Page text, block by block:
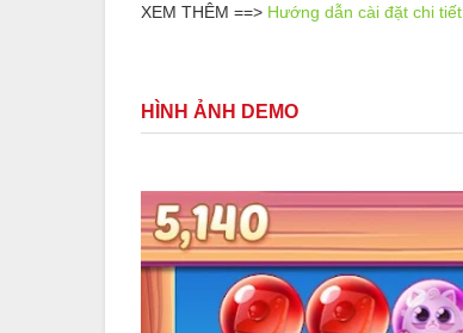
XEM THÊM ==> Hướng dẫn cài đặt chi tiết
HÌNH ẢNH DEMO